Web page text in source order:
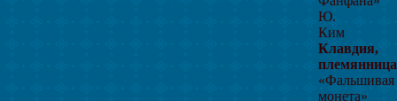
Ю.
Ким
Клавдия,
племянница
«Фальшивая
монета»